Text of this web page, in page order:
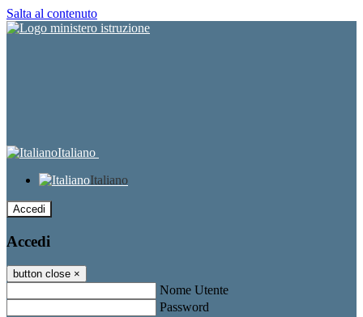
Salta al contenuto
Italiano
Italiano
Accedi
Accedi
button close ×
Nome Utente
Password